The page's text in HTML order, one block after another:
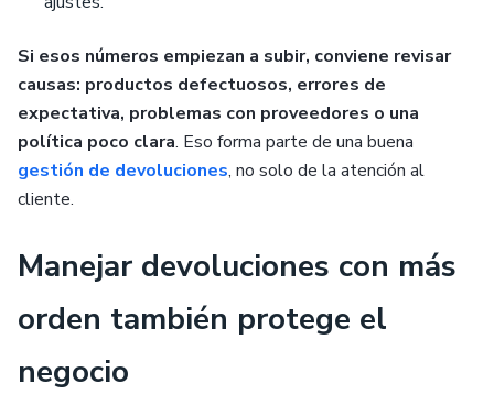
Si esos números empiezan a subir, conviene revisar
causas: productos defectuosos, errores de
expectativa, problemas con proveedores o una
política poco clara. Eso forma parte de una buena
gestión de devoluciones, no solo de la atención al
cliente.
Manejar devoluciones con más
orden también protege el
negocio